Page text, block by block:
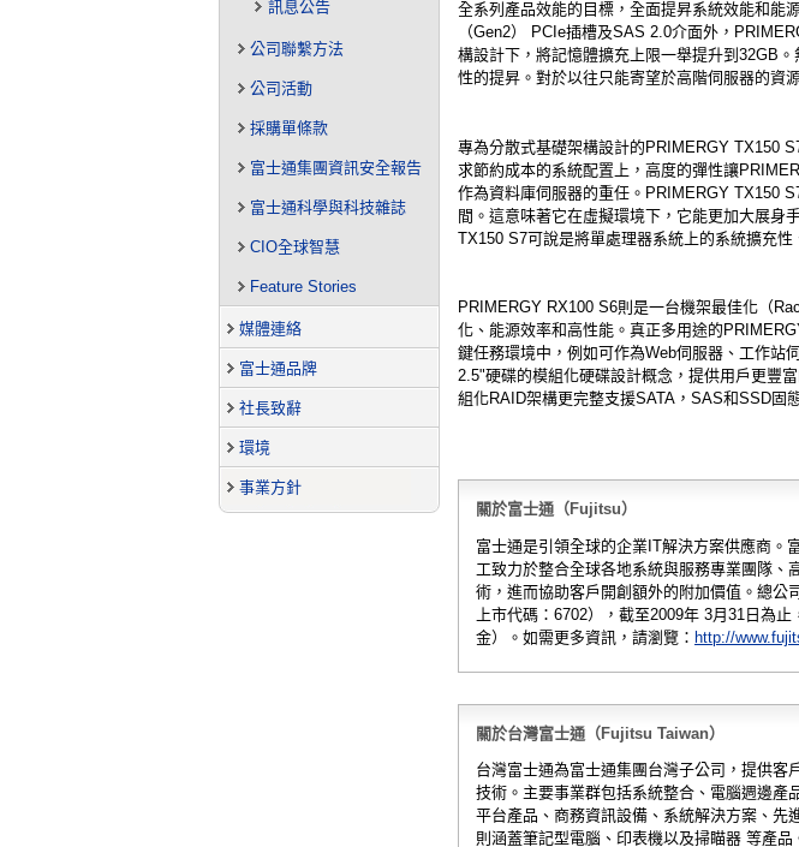
訊息公告
公司聯繫方法
公司活動
採購單條款
富士通集團資訊安全報告
富士通科學與科技雜誌
CIO全球智慧
Feature Stories
媒體連絡
富士通品牌
社長致辭
環境
事業方針
全系列產品效能的目標，全面提昇系統效能和能
（Gen2） PCIe插槽及SAS 2.0介面外，
構設計下，將記憶體擴充上限一舉提升到32GB
性的提昇。對於以往只能寄望於高階伺服器的資
專為分散式基礎架構設計的PRIMERGY TX150
求節約成本的系統配置上，高度的彈性讓
作為資料庫伺服器的重任。PRIMERGY TX150
間。這意味著它在虛擬環境下，它能更加大展身
TX150 S7可說是將單處理器系統上的系統擴充
PRIMERGY RX100 S6則是一台機架最佳化（
化、能源效率和高性能。真正多用途的
鍵任務環境中，例如可作為Web伺服器、工作站
2.5"硬碟的模組化硬碟設計概念，提供用戶更豐
組化RAID架構更完整支援SATA，SAS和SSD固
關於富士通（Fujitsu）
富士通是引領全球的企業IT解決方案供應商。
工致力於整合全球各地系統與服務專業團隊、
術，進而協助客戶開創額外的附加價值。總公
上市代碼：6702），截至2009年 3月31日為
金）。如需更多資訊，請瀏覽： http://
關於台灣富士通（Fujitsu Taiwan）
台灣富士通為富士通集團台灣子公司，提供
技術。主要事業群包括系統整合、電腦週邊產
平台產品、商務資訊設備、系統解決方案、先
則涵蓋筆記型電腦、印表機以及掃瞄器 等產